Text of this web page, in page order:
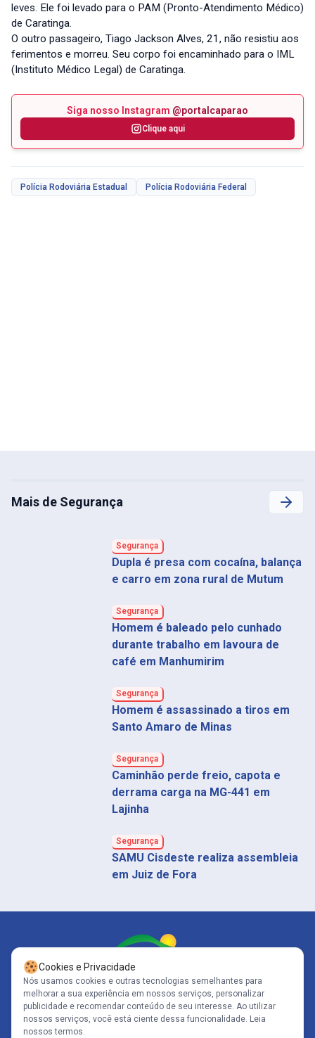
leves. Ele foi levado para o PAM (Pronto-Atendimento Médico)
de Caratinga.
O outro passageiro, Tiago Jackson Alves, 21, não resistiu aos
ferimentos e morreu. Seu corpo foi encaminhado para o IML
(Instituto Médico Legal) de Caratinga.
Siga nosso Instagram @portalcaparao
Clique aqui
Polícia Rodoviária Estadual Polícia Rodoviária Federal
Mais de Segurança
Segurança
Dupla é presa com cocaína, balança
e carro em zona rural de Mutum
Segurança
Homem é baleado pelo cunhado
durante trabalho em lavoura de
café em Manhumirim
Segurança
Homem é assassinado a tiros em
Santo Amaro de Minas
Segurança
Caminhão perde freio, capota e
derrama carga na MG-441 em
Lajinha
Segurança
SAMU Cisdeste realiza assembleia
em Juiz de Fora
Siga-nos
Cookies e Privacidade
Nós usamos cookies e outras tecnologias semelhantes para
melhorar a sua experiência em nossos serviços, personalizar
publicidade e recomendar conteúdo de seu interesse. Ao utilizar
nossos serviços, você está ciente dessa funcionalidade. Leia
nossos termos.